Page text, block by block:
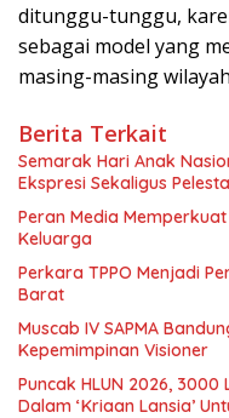
ditunggu-tunggu,
sebagai model yang
masing-masing
Berita Terkait
Semarak Hari Anak
Ekspresi Sekaligus
Peran Media
Keluarga
Perkara TPPO Menjadi
Barat
Muscab IV SAPMA
Kepemimpinan Visioner
Puncak HLUN 2026, 3000
Dalam ‘Kriaan Lansia’